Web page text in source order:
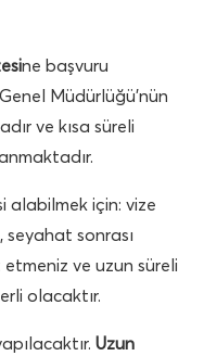
ne başvuru
Müdürlüğü’nün
ve kısa süreli
alabilmek için: vize
seyahat sonrası
ve uzun süreli
olacaktır.
Uzun